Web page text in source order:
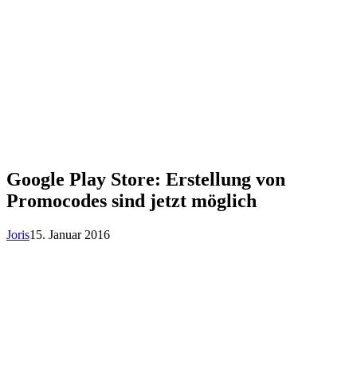
Google Play Store: Erstellung von
Promocodes sind jetzt möglich
Joris15. Januar 2016